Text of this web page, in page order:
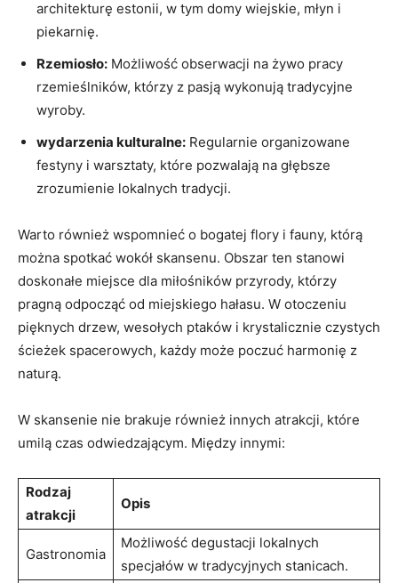
architekturę⁤ estonii, w tym domy ⁢wiejskie, ⁤młyn ‌i
piekarnię.
Rzemiosło: Możliwość obserwacji na żywo pracy
rzemieślników,‍ którzy z pasją wykonują tradycyjne
wyroby.
wydarzenia ‍kulturalne: Regularnie ‍organizowane
festyny i​ warsztaty, które ⁢pozwalają na głębsze
zrozumienie lokalnych tradycji.
Warto ‌również wspomnieć o bogatej flory i fauny,⁤ którą
można spotkać wokół skansenu. Obszar ten stanowi
doskonałe miejsce dla miłośników przyrody, ‌którzy
pragną odpocząć od miejskiego ⁤hałasu. W otoczeniu‌
pięknych drzew,⁢ wesołych ptaków‌ i⁣ krystalicznie​ czystych
ścieżek spacerowych, każdy⁣ może ⁣poczuć‍ harmonię ⁤z
naturą.
W⁤ skansenie nie⁢ brakuje również innych atrakcji, które
umilą czas odwiedzającym.​ Między innymi:
Rodzaj
atrakcji
Opis
Gastronomia
Możliwość degustacji lokalnych
specjałów⁤ w tradycyjnych stanicach.